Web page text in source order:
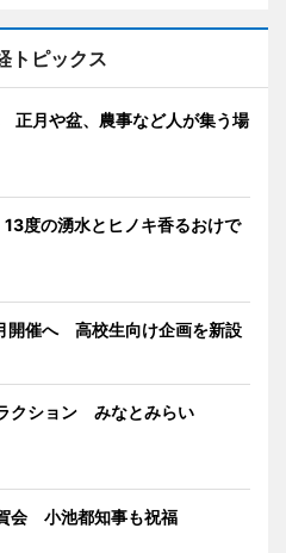
トピックス
正月や盆、農事など人が集う場
度の湧水とヒノキ香るおけで
開催へ 高校生向け企画を新設
クション みなとみらい
会 小池都知事も祝福